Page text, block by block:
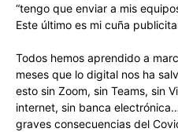
“tengo que enviar a mis
Este último es mi cuña
Todos hemos aprendido a
meses que lo digital nos ha
esto sin Zoom, sin Teams, sin
internet, sin banca
graves consecuencias del